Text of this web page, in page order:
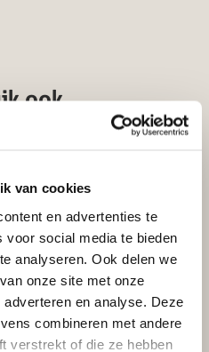
van cookies
en advertenties te
voor social media te bieden
analyseren. Ook delen we
onze site met onze
en analyse. Deze
combineren met andere
verstrekt of die ze hebben
ook
kachelpijp
gegalvaniseerd
Incl. btw
€14,30
aan winkelwagen